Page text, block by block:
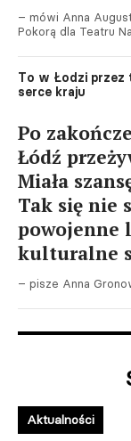
– mówi Anna
Pokorą dla Teatru
To w Łodzi przez
serce kraju
Po
Łódź
Miała
Tak się nie
powojenne
kulturalne
– pisze Anna
Aktualności